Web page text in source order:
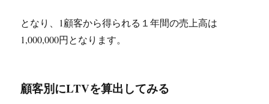
となり、1顧客から得られる１年間の売上高は
1,000,000円となります。
顧客別にLTVを算出してみる